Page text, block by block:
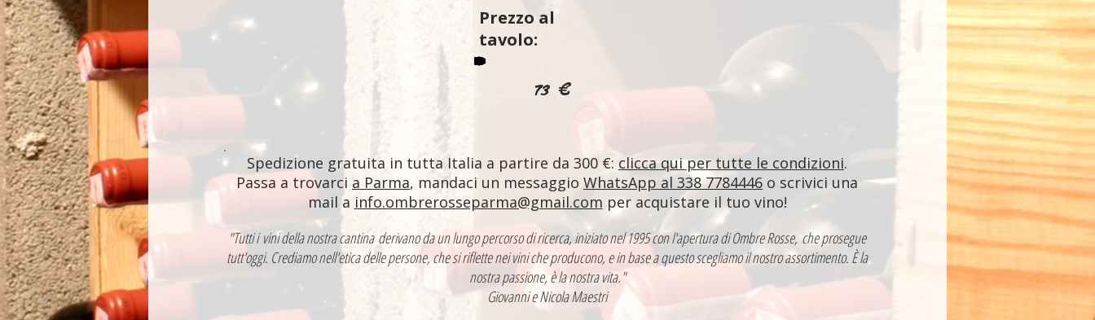
Prezzo al
tavolo:
73 €
Spedizione gratuita in tutta Italia a partire da 300 €: clicca qui per tutte le condizioni.
Passa a trovarci a Parma, mandaci un messaggio WhatsApp al 338 7784446 o scrivici una
mail a info.ombrerosseparma@gmail.com per acquistare il tuo vino!
"Tutti i vini della nostra cantina derivano da un lungo percorso di ricerca, iniziato nel 1995 con l'apertura di Ombre Rosse, che prosegue
tutt'oggi. Crediamo nell'etica delle persone, che si riflette nei vini che producono, e in base a questo scegliamo il nostro assortimento. È la
nostra passione, è la nostra vita."
Giovanni e Nicola Maestri